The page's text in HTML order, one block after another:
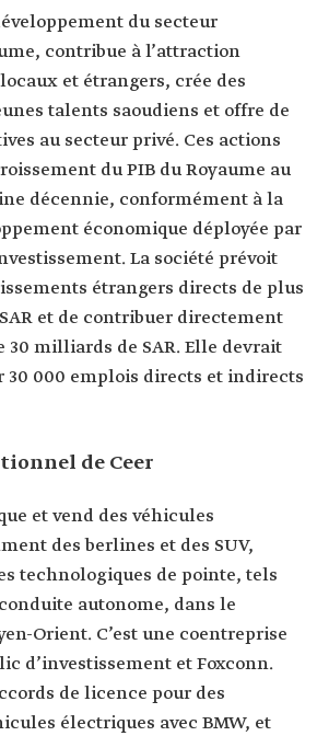
du secteur
contribue à l’attraction
et étrangers, crée des
talents saoudiens et offre de
au secteur privé. Ces actions
du PIB du Royaume au
décennie, conformément à la
économique déployée par
La société prévoit
étrangers directs de plus
et de contribuer directement
30 milliards de SAR. Elle devrait
30 000 emplois directs et indirects
de Ceer
et vend des véhicules
des berlines et des SUV,
technologiques de pointe, tels
autonome, dans le
Orient. C’est une coentreprise
d’investissement et Foxconn.
de licence pour des
électriques avec BMW, et